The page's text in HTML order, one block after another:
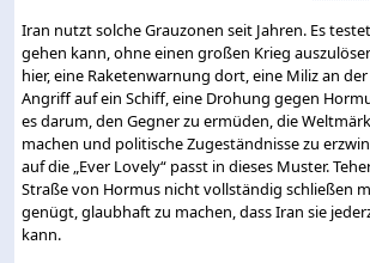
Iran nutzt solche Grauzonen seit Jahren. Es
gehen kann, ohne einen großen Krieg
hier, eine Raketenwarnung dort, eine Miliz an der
Angriff auf ein Schiff, eine Drohung gegen
es darum, den Gegner zu ermüden, die
machen und politische Zugeständnisse zu
auf die „Ever Lovely“ passt in dieses Muster.
Straße von Hormus nicht vollständig schließen
genügt, glaubhaft zu machen, dass Iran sie
kann.